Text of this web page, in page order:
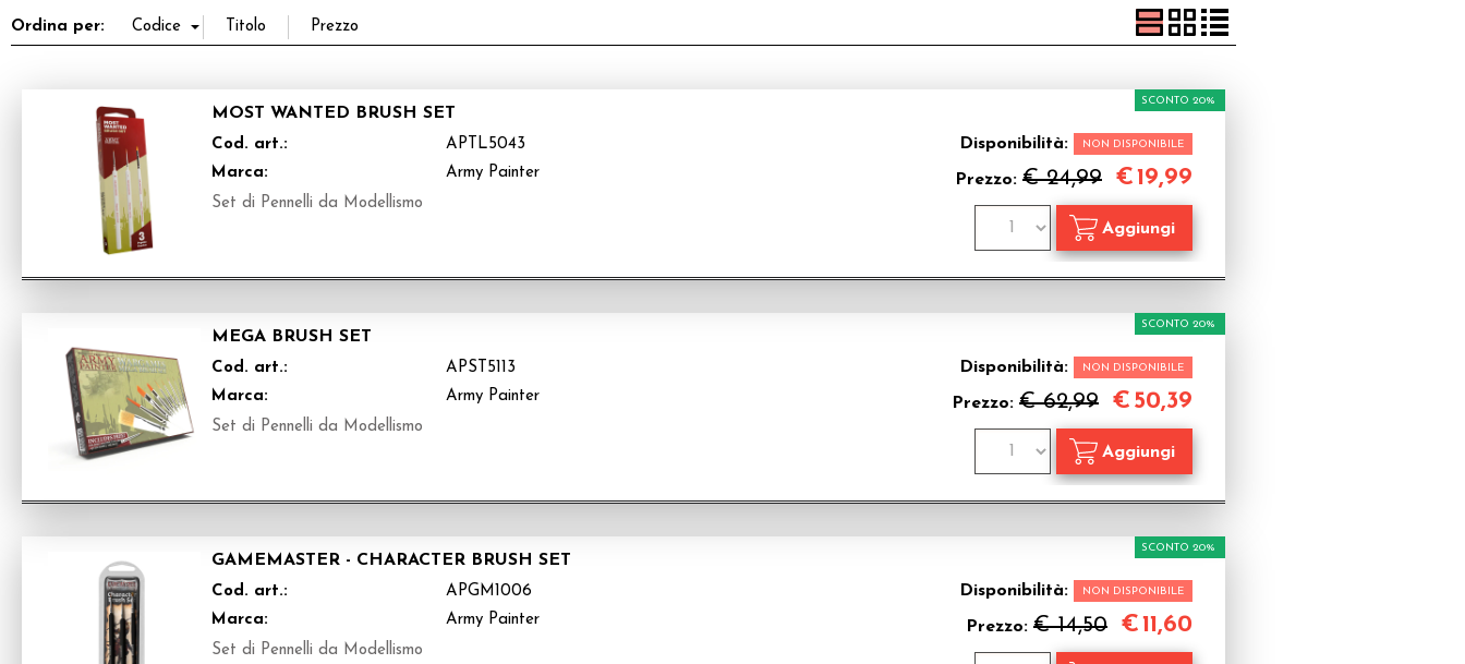
Ordina per:
MOST WANTED BRUSH SET
Cod. art.:
APTL5043
Marca:
Army Painter
Set di Pennelli da Modellismo
Disponibilità: NON DISPONIBILE
Prezzo: € 24,99
SCONTO 20%
€19,99
MEGA BRUSH SET
Cod. art.:
APST5113
Marca:
Army Painter
Set di Pennelli da Modellismo
Disponibilità: NON DISPONIBILE
Prezzo: € 62,99
SCONTO 20%
€ 50,39
GAMEMASTER - CHARACTER BRUSH SET
Cod. art.:
APGM1006
Marca:
Army Painter
Set di Pennelli da Modellismo
Disponibilità: NON DISPONIBILE
Prezzo: € 14,50
SCONTO 20%
€11,60